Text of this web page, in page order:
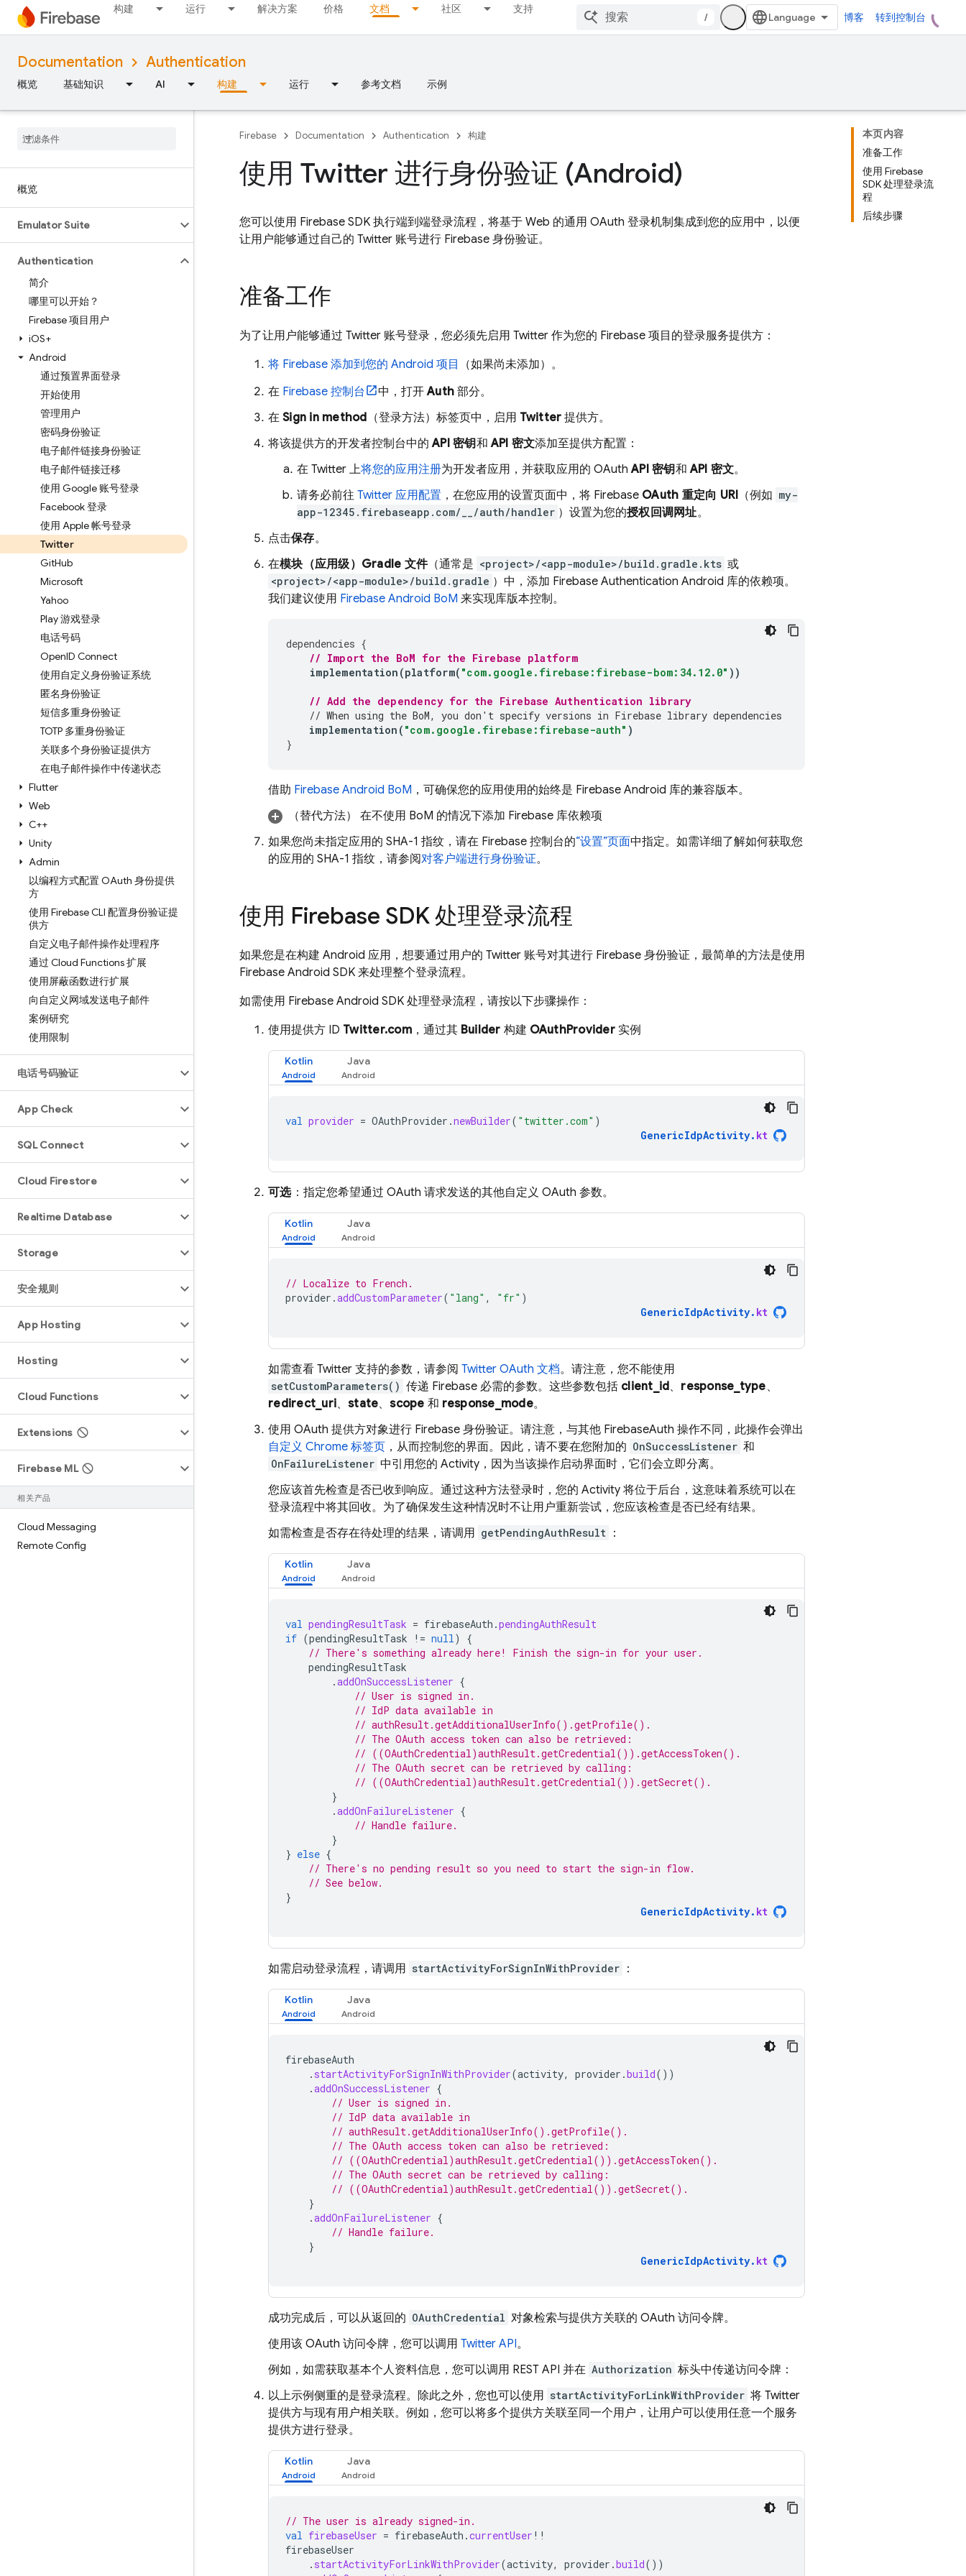
构建 运行 解决方案 价格 文档 社区 支持
/ 博客 转到控制台
Documentation Authentication
概览 基础知识 AI 构建 运行 参考文档 示例
概览
Emulator Suite
Authentication
简介
哪里可以开始？
Firebase 项目用户
iOS+
Android
通过预置界面登录
开始使用
管理用户
密码身份验证
电子邮件链接身份验证
电子邮件链接迁移
使用 Google 账号登录
Facebook 登录
使用 Apple 帐号登录
Twitter
GitHub
Microsoft
Yahoo
Play 游戏登录
电话号码
OpenID Connect
使用自定义身份验证系统
匿名身份验证
短信多重身份验证
TOTP 多重身份验证
关联多个身份验证提供方
在电子邮件操作中传递状态
Flutter
Web
C++
Unity
Admin
以编程方式配置 OAuth 身份提供
方
使用 Firebase CLI 配置身份验证提
供方
自定义电子邮件操作处理程序
通过 Cloud Functions 扩展
使用屏蔽函数进行扩展
向自定义网域发送电子邮件
案例研究
使用限制
电话号码验证
App Check
SQL Connect
Cloud Firestore
Realtime Database
Storage
安全规则
App Hosting
Hosting
Cloud Functions
Extensions
Firebase ML
相关产品
Cloud Messaging
Remote Config
本页内容
准备工作
使用 Firebase
SDK 处理登录流
程
后续步骤
Firebase Documentation Authentication 构建
使用 Twitter 进行身份验证 (Android)
您可以使用 Firebase SDK 执行端到端登录流程，将基于 Web 的通用 OAuth 登录机制集成到您的应用中，以便
让用户能够通过自己的 Twitter 账号进行 Firebase 身份验证。
准备工作
为了让用户能够通过 Twitter 账号登录，您必须先启用 Twitter 作为您的 Firebase 项目的登录服务提供方：
将 Firebase 添加到您的 Android 项目
（如果尚未添加）。
在 Firebase 控制台 中，打开Auth 部分。
在 Sign in method （登录方法）标签页中，启用 Twitter 提供方。
将该提供方的开发者控制台中的API 密钥和API 密文添加至提供方配置：
在 Twitter 上将您的应用注册为开发者应用，并获取应用的 OAuthAPI 密钥和API 密文。
请务必前往 Twitter 应用配置 ，在您应用的设置页面中，将 Firebase OAuth 重定向 URI （例如 my-
app-12345.firebaseapp.com/__/auth/handler ）设置为您的授权回调网址。
点击保存。
在模块（应用级）Gradle 文件（通常是 <project>/<app-module>/build.gradle.kts 或
<project>/<app-module>/build.gradle ）中，添加 Firebase Authentication Android 库的依赖项。
我们建议使用 Firebase Android BoM 来实现库版本控制。
dependencies {
// Import the BoM for the Firebase platform
implementation (platform( "com.google.firebase:firebase-bom:34.12.0" ))
// Add the dependency for the Firebase Authentication library
// When using the BoM, you don't specify versions in Firebase library dependencies
implementation ( "com.google.firebase:firebase-auth" )
}
借助 Firebase Android BoM ，可确保您的应用使用的始终是 Firebase Android 库的兼容版本。
（替代方法）
在不使用 BoM 的情况下添加 Firebase 库依赖项
如果您尚未指定应用的 SHA-1 指纹，请在 Firebase 控制台的“设置”页面中指定。如需详细了解如何获取您
的应用的 SHA-1 指纹，请参阅对客户端进行身份验证。
使用 Firebase SDK 处理登录流程
如果您是在构建 Android 应用，想要通过用户的 Twitter 账号对其进行 Firebase 身份验证，最简单的方法是使用
Firebase Android SDK 来处理整个登录流程。
如需使用 Firebase Android SDK 处理登录流程，请按以下步骤操作：
使用提供方 ID Twitter.com，通过其 Builder 构建 OAuthProvider实例
Kotlin Java
val provider = OAuthProvider .newBuilder( "twitter.com" )
GenericIdpActivity. kt
可选：指定您希望通过 OAuth 请求发送的其他自定义 OAuth 参数。
Kotlin Java
// Localize to French.
provider .addCustomParameter( "lang" , "fr" )
GenericIdpActivity. kt
如需查看 Twitter 支持的参数，请参阅 Twitter OAuth 文档。请注意，您不能使用
setCustomParameters() 传递 Firebase 必需的参数。这些参数包括 client_id、 response_type、
redirect_uri、 state、scope 和 response_mode。
使用 OAuth 提供方对象进行 Firebase 身份验证。请注意，与其他 FirebaseAuth 操作不同，此操作会弹出
自定义 Chrome 标签页 ，从而控制您的界面。因此，请不要在您附加的 OnSuccessListener 和
OnFailureListener 中引用您的 Activity，因为当该操作启动界面时，它们会立即分离。
您应该首先检查是否已收到响应。通过这种方法登录时，您的 Activity 将位于后台，这意味着系统可以在
登录流程中将其回收。为了确保发生这种情况时不让用户重新尝试，您应该检查是否已经有结果。
如需检查是否存在待处理的结果，请调用 getPendingAuthResult ：
Kotlin Java
val pendingResultTask = firebaseAuth .pendingAuthResult
if (pendingResultTask != null)
{
// There's something already here! Finish the sign-in for your user.
pendingResultTask
.addOnSuccessListener {
// User is signed in.
// IdP data available in
// authResult.getAdditionalUserInfo().getProfile().
// The OAuth access token can also be retrieved:
// ((OAuthCredential)authResult.getCredential()).getAccessToken().
// The OAuth secret can be retrieved by calling:
// ((OAuthCredential)authResult.getCredential()).getSecret().
}
.addOnFailureListener {
// Handle failure.
}
} else {
// There's no pending result so you need to start the sign-in flow.
// See below.
}
GenericIdpActivity. kt
如需启动登录流程，请调用 startActivityForSignInWithProvider ：
Kotlin Java
firebaseAuth
. startActivityForSignInWithProvider(activity, provider .build())
.addOnSuccessListener {
// User is signed in.
// IdP data available in
// authResult.getAdditionalUserInfo().getProfile().
// The OAuth access token can also be retrieved:
// ((OAuthCredential)authResult.getCredential()).getAccessToken().
// The OAuth secret can be retrieved by calling:
// ((OAuthCredential)authResult.getCredential()).getSecret().
}
.addOnFailureListener {
// Handle failure.
}
GenericIdpActivity. kt
成功完成后，可以从返回的 OAuthCredential 对象检索与提供方关联的 OAuth 访问令牌。
使用该 OAuth 访问令牌，您可以调用 Twitter API。
例如，如需获取基本个人资料信息，您可以调用 REST API 并在 Authorization 标头中传递访问令牌：
以上示例侧重的是登录流程。除此之外，您也可以使用 startActivityForLinkWithProvider 将 Twitter
提供方与现有用户相关联。例如，您可以将多个提供方关联至同一个用户，让用户可以使用任意一个服务
提供方进行登录。
Kotlin Java
// The user is already signed-in.
val firebaseUser = firebaseAuth .currentUser !!
firebaseUser
. startActivityForLinkWithProvider(activity, provider .build())